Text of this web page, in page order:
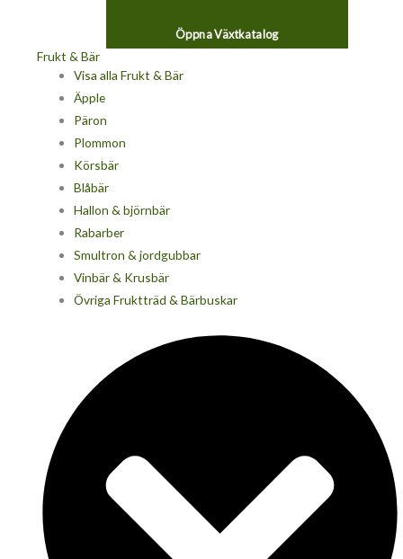
Öppna Växtkatalog
Frukt & Bär
Visa alla Frukt & Bär
Äpple
Päron
Plommon
Körsbär
Blåbär
Hallon & björnbär
Rabarber
Smultron & jordgubbar
Vinbär & Krusbär
Övriga Fruktträd & Bärbuskar